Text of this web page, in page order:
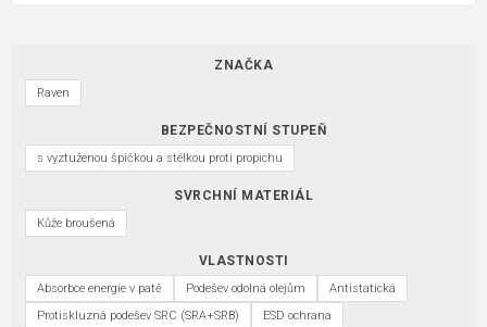
ZNAČKA
Raven
BEZPEČNOSTNÍ STUPEŇ
s vyztuženou špičkou a stélkou proti propichu
SVRCHNÍ MATERIÁL
Kůže broušená
VLASTNOSTI
Absorbce energie v patě Podešev odolná olejům
Antistatická
Protiskluzná podešev SRC (SRA+SRB)
ESD ochrana